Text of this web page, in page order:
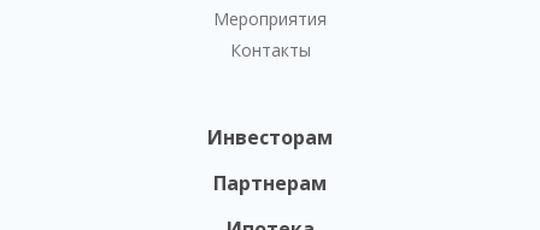
Мероприятия
Контакты
Инвесторам
Партнерам